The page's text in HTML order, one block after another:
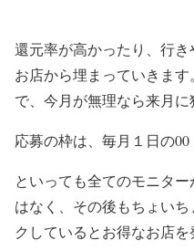
還元率が高かったり、行
お店から埋まっていきま
で、今月が無理なら来月に
応募の枠は、毎月１日の00
といっても全てのモニタ
はなく、その後もちょい
クしているとお得なお店を